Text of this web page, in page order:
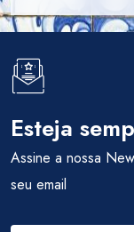
Esteja
Assine a nossa
seu email